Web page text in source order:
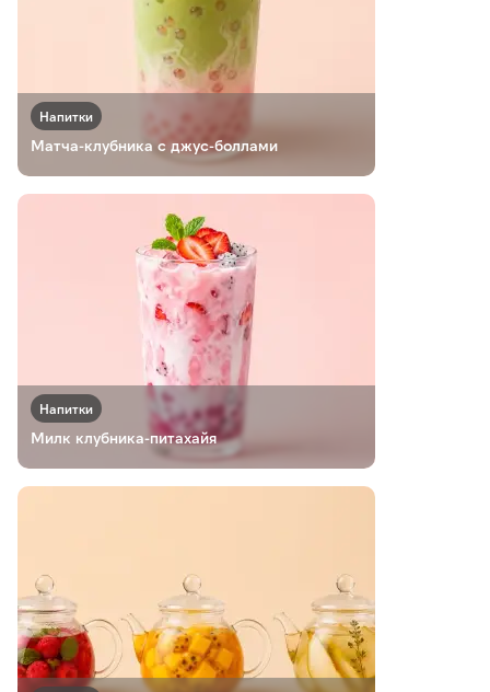
Напитки
Матча-клубника с джус-боллами
Напитки
Милк клубника-питахайя